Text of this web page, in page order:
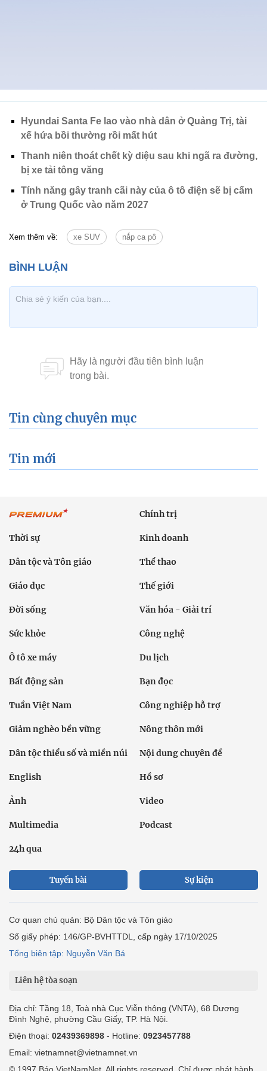
Hyundai Santa Fe lao vào nhà dân ở Quảng Trị, tài
xế hứa bồi thường rồi mất hút
Thanh niên thoát chết kỳ diệu sau khi ngã ra đường,
bị xe tải tông văng
Tính năng gây tranh cãi này của ô tô điện sẽ bị cấm
ở Trung Quốc vào năm 2027
Xem thêm về: xe SUV nắp ca pô
Tin cùng chuyên mục
Tin mới
Chính trị
Thời sự Kinh doanh
Dân tộc và Tôn giáo Thể thao
Giáo dục Thế giới
Đời sống Văn hóa - Giải trí
Sức khỏe Công nghệ
Ô tô xe máy Du lịch
Bất động sản Bạn đọc
Tuần Việt Nam Công nghiệp hỗ trợ
Giảm nghèo bền vững Nông thôn mới
Dân tộc thiểu số và miền núi Nội dung chuyên đề
English Hồ sơ
Ảnh Video
Multimedia Podcast
24h qua
Tuyến bài Sự kiện
Cơ quan chủ quản: Bộ Dân tộc và Tôn giáo
Số giấy phép: 146/GP-BVHTTDL, cấp ngày 17/10/2025
Tổng biên tập: Nguyễn Văn Bá
Liên hệ tòa soạn
Địa chỉ: Tầng 18, Toà nhà Cục Viễn thông (VNTA), 68 Dương
Đình Nghệ, phường Cầu Giấy, TP. Hà Nội.
Điện thoại: 02439369898 - Hotline: 0923457788
Email: vietnamnet@vietnamnet.vn
© 1997 Báo VietNamNet. All rights reserved. Chỉ được phát hành